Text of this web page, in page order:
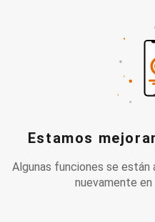
Estamos
Algunas funciones se
nuevamente